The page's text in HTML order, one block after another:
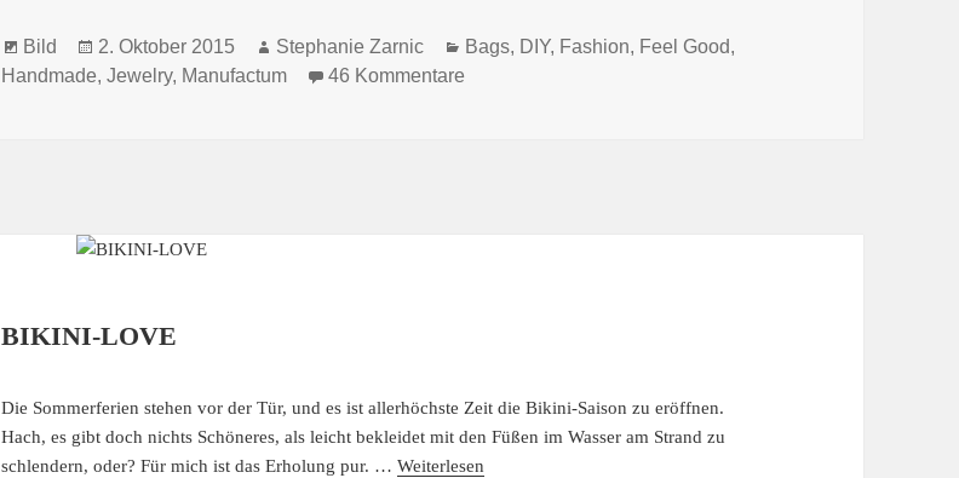
Format
Bild
Veröffentlicht
am
2. Oktober 2015 Autor
Stephanie Zarnic Kategorien
Bags, DIY, Fashion, Feel Good,
Handmade,Jewelry, Manufactum 46 Kommentare
BIKINI-LOVE
Die Sommerferien stehen vor der Tür, und es ist allerhöchste Zeit die Bikini-Saison zu eröffnen.
Hach, es gibt doch nichts Schöneres, als leicht bekleidet mit den Füßen im Wasser am Strand zu
schlendern, oder? Für mich ist das Erholung pur. …Weiterlesen